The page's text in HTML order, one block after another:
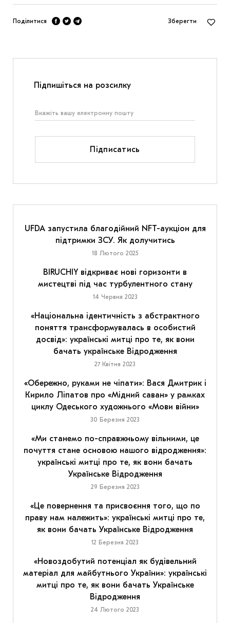
Поділитися Зберегти
Підпишіться на розсилку
Підписатись
UFDA запустила благодійний NFT-аукціон для
підтримки ЗСУ. Як долучитись
18 Лютого 2025
BIRUCHIY відкриває нові горизонти в
мистецтві під час турбулентного стану
14 Червня 2023
«Національна ідентичність з абстрактного
поняття трансформувалась в особистий
досвід»: українські митці про те, як вони
бачать українське Відродження
27 Квітня 2023
«Обережно, руками не чіпати»: Вася Дмитрик і
Кирило Ліпатов про «Мідний саван» у рамках
циклу Одеського художнього «Мови війни»
30 Березня 2023
«Ми станемо по-справжньому вільними, це
почуття стане основою нашого відродження»:
українські митці про те, як вони бачать
Українське Відродження
29 Березня 2023
«Це повернення та присвоєння того, що по
праву нам належить»: українські митці про те,
як вони бачать Українське Відродження
12 Березня 2023
«Новоздобутий потенціал як будівельний
матеріал для майбутнього України»: українські
митці про те, як вони бачать Українське
Відродження
24 Лютого 2023